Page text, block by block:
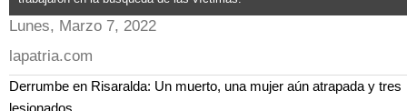
Lunes, Marzo 7, 2022
lapatria.com
Derrumbe en Risaralda: Un muerto, una mujer aún atrapada y tres
lesionados.